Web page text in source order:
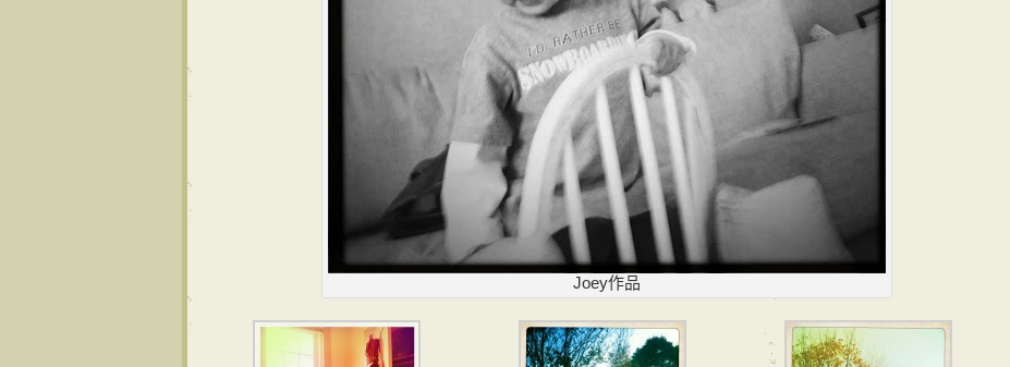
Joey作品